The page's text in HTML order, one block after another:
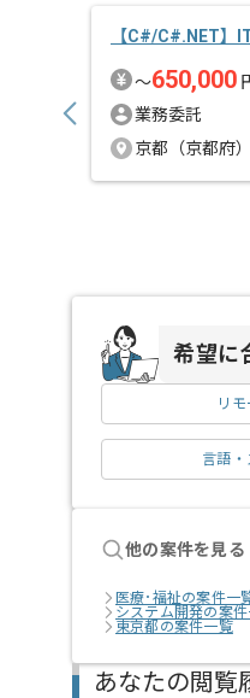
【C#/C#.NET】
〜650,000
業務委託
京都（京都府）
希望に
リモ
言語・
他の案件を見る
医療･福祉の案件一
システム開発の案
東京都の案件一覧
あなたの閲覧